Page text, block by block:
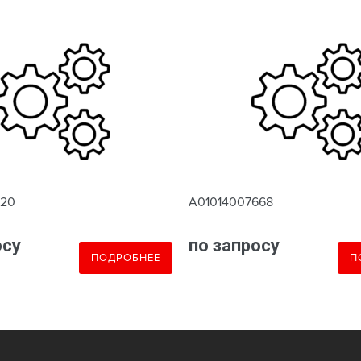
ПОДРОБНЕЕ
A01014007668
по запросу